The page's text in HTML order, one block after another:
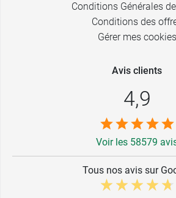
Conditions Générales
Conditions des
Gérer mes cookies
Avis clients
4,9
Voir les 58579
Tous nos avis sur